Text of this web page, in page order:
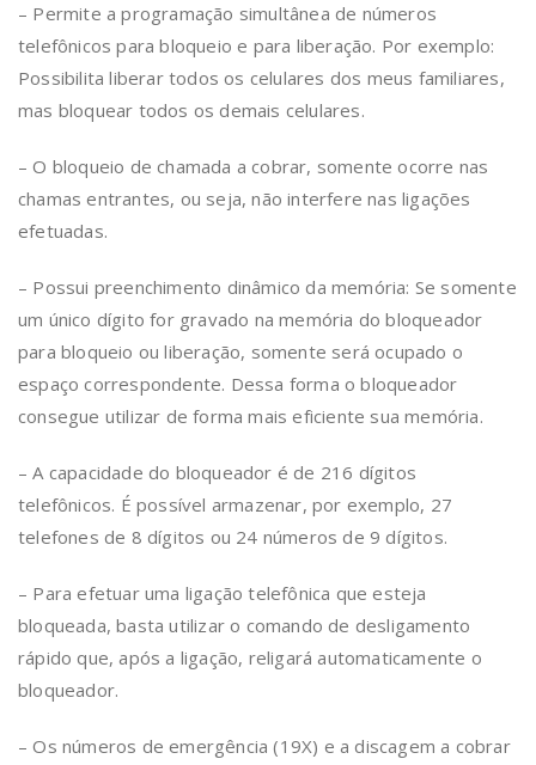
– Permite a programação simultânea de números
telefônicos para bloqueio e para liberação. Por exemplo:
Possibilita liberar todos os celulares dos meus familiares,
mas bloquear todos os demais celulares.
– O bloqueio de chamada a cobrar, somente ocorre nas
chamas entrantes, ou seja, não interfere nas ligações
efetuadas.
– Possui preenchimento dinâmico da memória: Se somente
um único dígito for gravado na memória do bloqueador
para bloqueio ou liberação, somente será ocupado o
espaço correspondente. Dessa forma o bloqueador
consegue utilizar de forma mais eficiente sua memória.
– A capacidade do bloqueador é de 216 dígitos
telefônicos. É possível armazenar, por exemplo, 27
telefones de 8 dígitos ou 24 números de 9 dígitos.
– Para efetuar uma ligação telefônica que esteja
bloqueada, basta utilizar o comando de desligamento
rápido que, após a ligação, religará automaticamente o
bloqueador.
– Os números de emergência (19X) e a discagem a cobrar